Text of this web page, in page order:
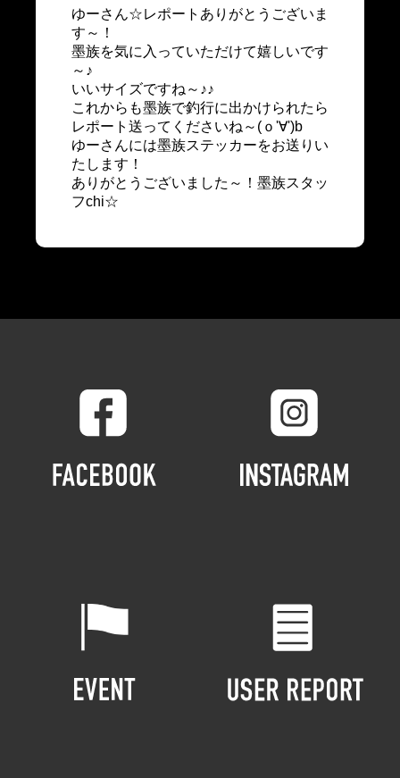
ゆーさん☆レポートありがとうございま
す～！
墨族を気に入っていただけて嬉しいです
～♪
いいサイズですね～♪♪
これからも墨族で釣行に出かけられたら
レポート送ってくださいね～(ｏ'∀')b
ゆーさんには墨族ステッカーをお送りい
たします！
ありがとうございました～！墨族スタッ
フchi☆